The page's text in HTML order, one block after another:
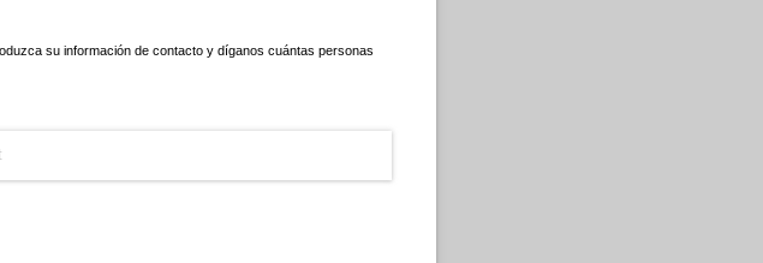
su información de contacto y díganos cuántas personas